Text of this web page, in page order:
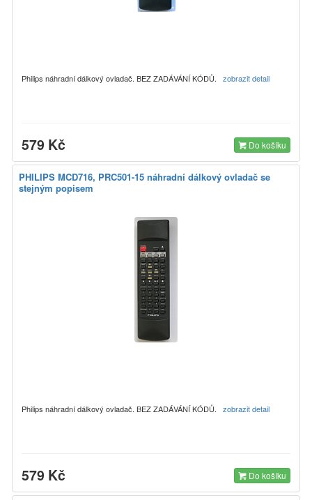
Philips náhradní dálkový ovladač. BEZ ZADÁVÁNÍ KÓDŮ. zobrazit detail
579 Kč Do košíku
PHILIPS MCD716, PRC501-15 náhradní dálkový ovladač se
stejným popisem
Philips náhradní dálkový ovladač. BEZ ZADÁVÁNÍ KÓDŮ. zobrazit detail
579 Kč Do košíku